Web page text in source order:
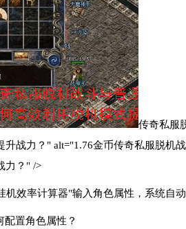
传奇私服
升战力？" alt="1.76金币传奇私服脱机
力？" />
机效率计算器"输入角色属性，系统自
配置角色属性？